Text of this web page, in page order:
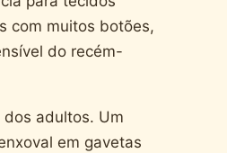
com muitos botões,
do recém-
adultos. Um
em gavetas